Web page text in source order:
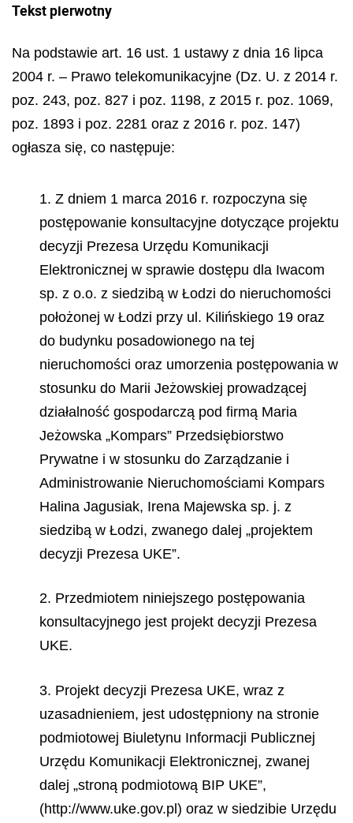
Tekst pierwotny
Na podstawie art. 16 ust. 1 ustawy z dnia 16 lipca
2004 r. – Prawo telekomunikacyjne (Dz. U. z 2014 r.
poz. 243, poz. 827 i poz. 1198, z 2015 r. poz. 1069,
poz. 1893 i poz. 2281 oraz z 2016 r. poz. 147)
ogłasza się, co następuje:
1. Z dniem 1 marca 2016 r. rozpoczyna się
postępowanie konsultacyjne dotyczące projektu
decyzji Prezesa Urzędu Komunikacji
Elektronicznej w sprawie dostępu dla Iwacom
sp. z o.o. z siedzibą w Łodzi do nieruchomości
położonej w Łodzi przy ul. Kilińskiego 19 oraz
do budynku posadowionego na tej
nieruchomości oraz umorzenia postępowania w
stosunku do Marii Jeżowskiej prowadzącej
działalność gospodarczą pod firmą Maria
Jeżowska „Kompars” Przedsiębiorstwo
Prywatne i w stosunku do Zarządzanie i
Administrowanie Nieruchomościami Kompars
Halina Jagusiak, Irena Majewska sp. j. z
siedzibą w Łodzi, zwanego dalej „projektem
decyzji Prezesa UKE”.
2. Przedmiotem niniejszego postępowania
konsultacyjnego jest projekt decyzji Prezesa
UKE.
3. Projekt decyzji Prezesa UKE, wraz z
uzasadnieniem, jest udostępniony na stronie
podmiotowej Biuletynu Informacji Publicznej
Urzędu Komunikacji Elektronicznej, zwanej
dalej „stroną podmiotową BIP UKE”,
(http://www.uke.gov.pl) oraz w siedzibie Urzędu